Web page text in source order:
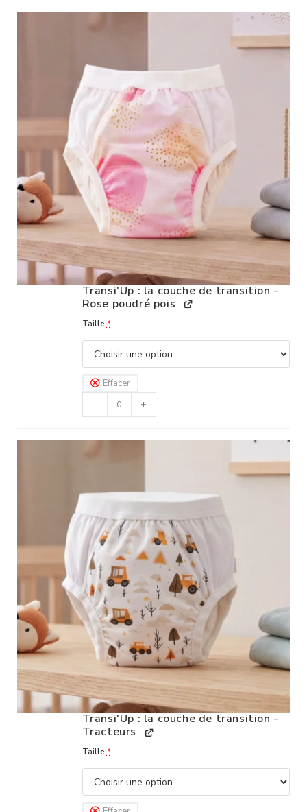
Transi'Up : la couche de transition -
Rose poudré pois
Taille *
Effacer
-
+
Transi'Up : la couche de transition -
Tracteurs
Taille*